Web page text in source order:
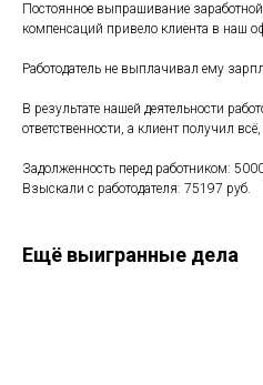
Постоянное выпрашивание
компенсаций привело клиента в наш
Работодатель не выплачивал ему
В результате нашей деятельности
ответственности, а клиент получил
Задолженность перед работником:
Взыскали с работодателя: 75197 руб.
Ещё выигранные дела